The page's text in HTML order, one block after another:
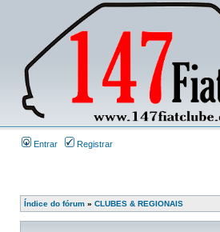
Entrar Registrar
Índice do fórum » CLUBES & REGIONAIS